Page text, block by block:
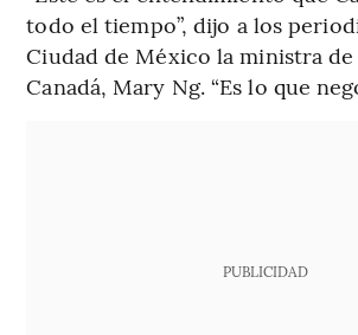
todo el tiempo”, dijo a los
Ciudad de México la ministra
Canadá, Mary Ng. “Es lo que
PUBLICIDAD